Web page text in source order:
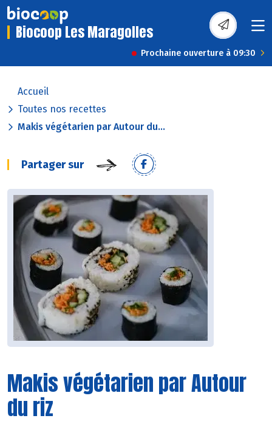
Biocoop Les Maragolles
Prochaine ouverture à 09:30
Accueil
Toutes nos recettes
Makis végétarien par Autour du...
Partager sur
Makis végétarien par Autour
du riz